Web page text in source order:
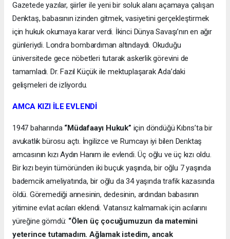
Gazetede yazılar, şiirler ile yeni bir soluk alanı açamaya çalışan
Denktaş, babasının izinden gitmek, vasiyetini gerçekleştirmek
için hukuk okumaya karar verdi. İkinci Dünya Savaşı’nın en ağır
günleriydi. Londra bombardıman altındaydı. Okuduğu
üniversitede gece nöbetleri tutarak askerlik görevini de
tamamladı. Dr. Fazıl Küçük ile mektuplaşarak Ada’daki
gelişmeleri de izliyordu.
AMCA KIZI İLE EVLENDİ
1947 baharında “Müdafaayı Hukuk” için döndüğü Kıbrıs’ta bir
avukatlık bürosu açtı. İngilizce ve Rumcayı iyi bilen Denktaş
amcasının kızı Aydın Hanım ile evlendi. Üç oğlu ve üç kızı oldu.
Bir kızı beyin tümöründen iki buçuk yaşında, bir oğlu 7 yaşında
bademcik ameliyatında, bir oğlu da 34 yaşında trafik kazasında
öldü. Göremediği annesinin, dedesinin, ardından babasının
yitimine evlat acıları eklendi. Vatansız kalmamak için acılarını
yüreğine gömdü: “Ölen üç çocuğumuzun da matemini
yeterince tutamadım. Ağlamak istedim, ancak